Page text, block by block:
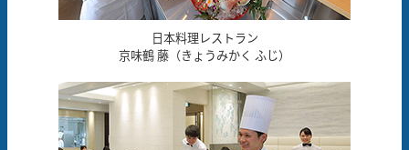
日本料理レストラン
京味鶴 藤（きょうみかく ふじ）